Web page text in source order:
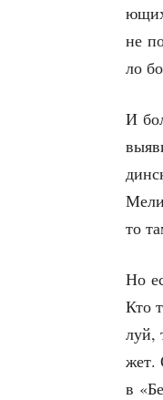
не
ло
И
то
Но
Кто
луй,
жет.
в